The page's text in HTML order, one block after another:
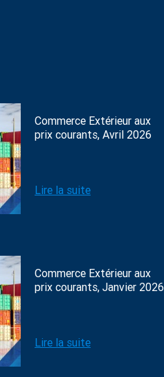
Commerce Extérieur aux
prix courants, Avril 2026
Lire la suite
Commerce Extérieur aux
prix courants, Janvier 2026
Lire la suite